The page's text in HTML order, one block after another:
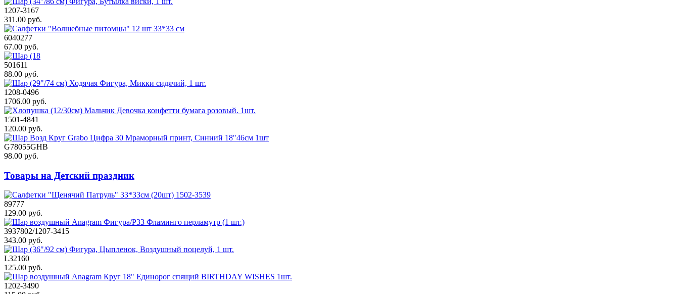
1207-3167
311.00 руб.
6040277
67.00 руб.
501611
88.00 руб.
1208-0496
1706.00 руб.
1501-4841
120.00 руб.
G78055GHB
98.00 руб.
Товары на Детский праздник
89777
129.00 руб.
3937802/1207-3415
343.00 руб.
L32160
125.00 руб.
1202-3490